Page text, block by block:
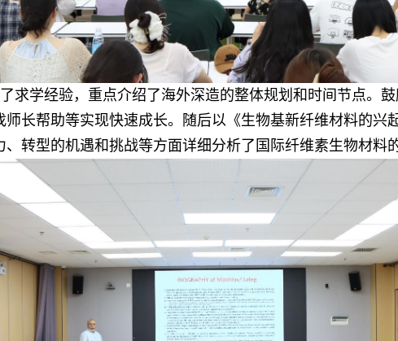
求学经验，重点介绍了海外深造的整体规划和时间节点。
长帮助等实现快速成长。随后以《生物基新纤维材料的兴
转型的机遇和挑战等方面详细分析了国际纤维素生物材料